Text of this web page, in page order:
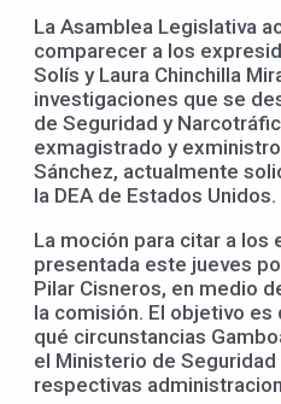
La Asamblea Legislativa
comparecer a los
Solís y Laura Chinchilla
investigaciones que se
de Seguridad y
exmagistrado y
Sánchez, actualmente
la DEA de Estados Unidos.
La moción para citar a los
presentada este jueves
Pilar Cisneros, en medio
la comisión. El objetivo es
qué circunstancias
el Ministerio de
respectivas